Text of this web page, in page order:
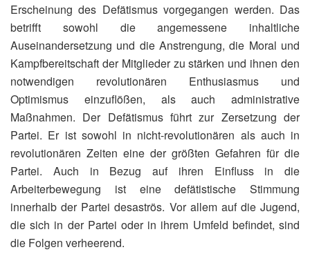
Erscheinung des Defätismus vorgegangen werden. Das
betrifft sowohl die angemessene inhaltliche
Auseinandersetzung und die Anstrengung, die Moral und
Kampfbereitschaft der Mitglieder zu stärken und ihnen den
notwendigen revolutionären Enthusiasmus und
Optimismus einzuflößen, als auch administrative
Maßnahmen. Der Defätismus führt zur Zersetzung der
Partei. Er ist sowohl in nicht-revolutionären als auch in
revolutionären Zeiten eine der größten Gefahren für die
Partei. Auch in Bezug auf ihren Einfluss in die
Arbeiterbewegung ist eine defätistische Stimmung
innerhalb der Partei desaströs. Vor allem auf die Jugend,
die sich in der Partei oder in ihrem Umfeld befindet, sind
die Folgen verheerend.